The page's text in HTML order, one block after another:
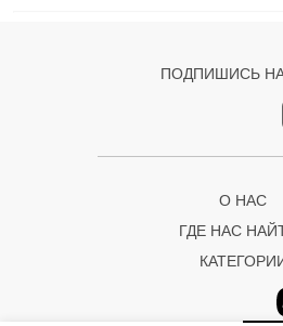
ПОДПИШИСЬ
О НАС
ГДЕ НАС